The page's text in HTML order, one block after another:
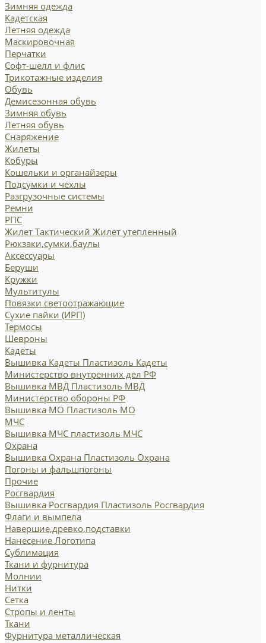
Зимняя одежда
Кадетская
Летняя одежда
Маскировочная
Перчатки
Софт-шелл и флис
Трикотажные изделия
Обувь
Демисезонная обувь
Зимняя обувь
Летняя обувь
Снаряжение
Жилеты
Кобуры
Кошельки и органайзеры
Подсумки и чехлы
Разгрузочные системы
Ремни
РПС
Жилет Тактический Жилет утепленный
Рюкзаки,сумки,баулы
Аксессуары
Беруши
Кружки
Мультитулы
Повязки светоотражающие
Сухие пайки (ИРП)
Термосы
Шевроны
Кадеты
Вышивка Кадеты Пластизоль Кадеты
Министерство внутренних дел РФ
Вышивка МВД Пластизоль МВД
Министерство обороны РФ
Вышивка МО Пластизоль МО
МЧС
Вышивка МЧС пластизоль МЧС
Охрана
Вышивка Охрана Пластизоль Охрана
Погоны и фальшпогоны
Прочие
Росгвардия
Вышивка Росгвардия Пластизоль Росгвардия
Флаги и вымпела
Навершие,древко,подставки
Нанесение Логотипа
Сублимация
Ткани и фурнитура
Молнии
Нитки
Сетка
Стропы и ленты
Ткани
Фурнитура металлическая